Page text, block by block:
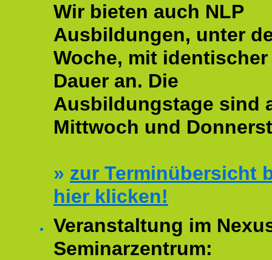
Wir bieten auch NLP
Ausbildungen, unter
Woche, mit identischer
Dauer an. Die
Ausbildungstage sind
Mittwoch und
» zur Terminübersicht
hier klicken!
Veranstaltung im
Seminarzentrum: